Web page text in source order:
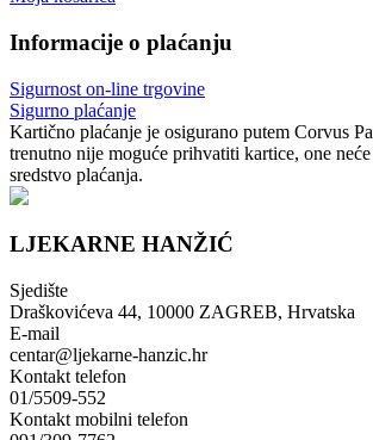
Informacije o plaćanju
Sigurnost on-line trgovine
Sigurno plaćanje
Kartično plaćanje je osigurano putem Corvus
trenutno nije moguće prihvatiti kartice, one
sredstvo plaćanja.
LJEKARNE HANŽIĆ
Sjedište
Draškovićeva 44, 10000 ZAGREB, Hrvatska
E-mail
centar@ljekarne-hanzic.hr
Kontakt telefon
01/5509-552
Kontakt mobilni telefon